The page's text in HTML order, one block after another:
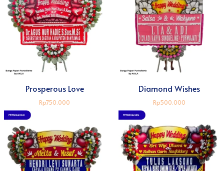
Prosperous Love
Rp750.000
Diamond Wishes
Rp500.000